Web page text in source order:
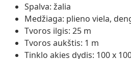
Spalva: žalia
Medžiaga: plieno viela,
Tvoros ilgis: 25 m
Tvoros aukštis: 1 m
Tinklo akies dydis: 100 x